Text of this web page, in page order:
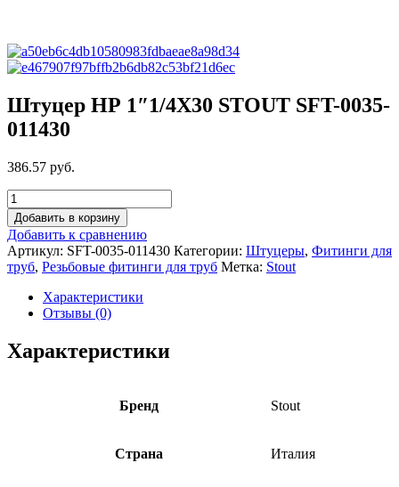
Штуцер НР 1″1/4X30 STOUT SFT-0035-
011430
386.57 руб.
Добавить в корзину
Добавить к сравнению
Артикул: SFT-0035-011430 Категории: Штуцеры, Фитинги для
труб, Резьбовые фитинги для труб Метка: Stout
Характеристики
Отзывы (0)
Характеристики
Бренд Stout
Страна Италия